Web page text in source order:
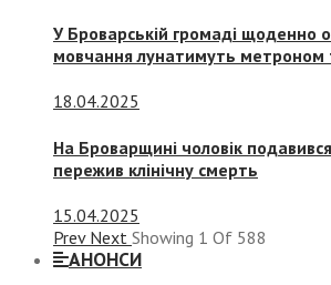
У Броварській громаді щоденно
мовчання лунатимуть метроном
18.04.2025
На Броварщині чоловік
пережив клінічну смерть
15.04.2025
Prev Next Showing 1 Of 588
АНОНСИ